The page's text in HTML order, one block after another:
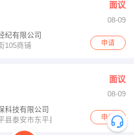
面议
08-09
纪有限公司
105商铺
申请
面议
08-09
科技有限公司
县泰安市东平县滨河新区
申请